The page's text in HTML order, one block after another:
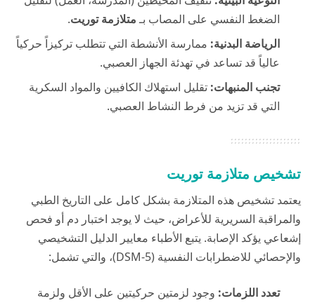
الضغط النفسي على المصاب بـمتلازمة توريت.
الرياضة البدنية: ممارسة الأنشطة التي تتطلب تركيزاً حركياً
عالياً قد تساعد في تهدئة الجهاز العصبي.
تجنب المنبهات: تقليل استهلاك الكافيين والمواد السكرية
التي قد تزيد من فرط النشاط العصبي.
تشخيص متلازمة توريت
يعتمد تشخيص هذه المتلازمة بشكل كامل على التاريخ الطبي
والمراقبة السريرية للأعراض، حيث لا يوجد اختبار دم أو فحص
إشعاعي يؤكد الإصابة. يتبع الأطباء معايير الدليل التشخيصي
والإحصائي للاضطرابات النفسية (DSM-5)، والتي تشمل:
تعدد اللزمات: وجود لزمتين حركيتين على الأقل ولزمة